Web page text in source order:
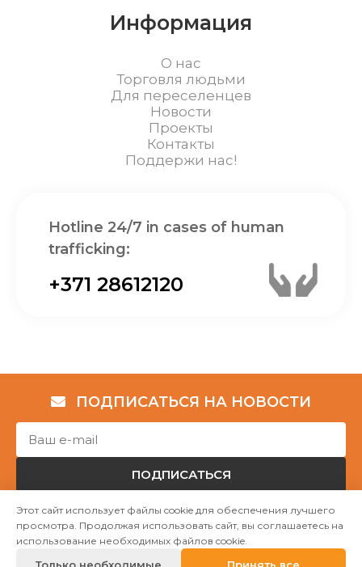
Информация
О нас
Торговля людьми
Для переселенцев
Новости
Проекты
Контакты
Поддержи нас!
Hotline 24/7 in cases of human
trafficking:
+371 28612120
ПОДПИСАТЬСЯ НА НОВОСТИ
ПОДПИСАТЬСЯ
Авторские права © НГО „Убежище "Надёжный дом""
Этот сайт использует файлы cookie для обеспечения лучшего
просмотра. Продолжая использовать сайт, вы соглашаетесь на
использование необходимых файлов cookie.